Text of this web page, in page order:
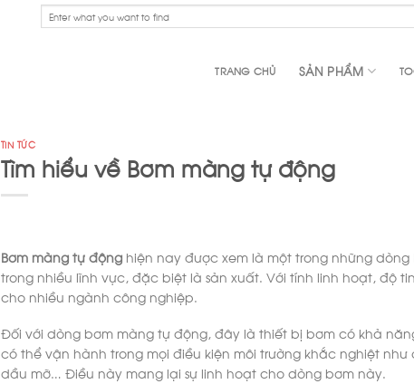
for:
TRANG CHỦ SẢN PHẨM
TIN TỨC
Tìm hiểu về Bơm màng tự động
Bơm màng tự động hiện nay được xem là một trong những
trong nhiều lĩnh vực, đặc biệt là sản xuất. Với tính linh hoạt,
cho nhiều ngành công nghiệp.
Đối với dòng bơm màng tự động, đây là thiết bị bơm có khả
có thể vận hành trong mọi điều kiện môi trường khắc nghiệt
dầu mỡ… Điều này mang lại sự linh hoạt cho dòng bơm này.